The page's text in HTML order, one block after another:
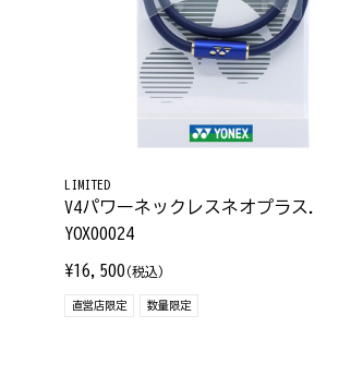
LIMITED
V4パワーネックレスネオプラス.
YOX00024
¥16,500 (税込)
直営店限定 数量限定